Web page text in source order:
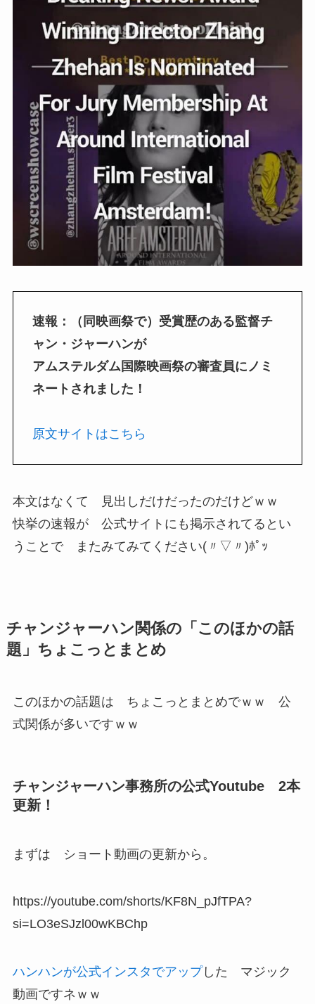
速報：（同映画祭で）受賞歴のある監督チ
ャン・ジャーハンが
アムステルダム国際映画祭の審査員にノミ
ネートされました！
原文サイトはこちら
本文はなくて 見出しだけだったのだけどｗｗ
快挙の速報が 公式サイトにも掲示されてるとい
うことで またみてみてください(〃▽〃)ﾎﾟｯ
チャンジャーハン関係の「このほかの話
題」ちょこっとまとめ
このほかの話題は ちょこっとまとめでｗｗ 公
式関係が多いですｗｗ
チャンジャーハン事務所の公式Youtube 2本
更新！
まずは ショート動画の更新から。
https://youtube.com/shorts/KF8N_pJfTPA?
si=LO3eSJzl00wKBChp
ハンハンが公式インスタでアップした マジック
動画ですネｗｗ